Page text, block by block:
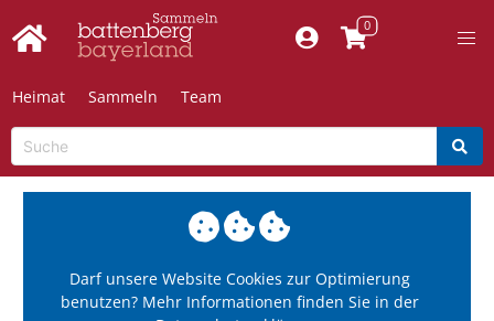
Heimat Sammeln Team
Darf unsere Website Cookies zur Optimierung
benutzen? Mehr Informationen finden Sie in der